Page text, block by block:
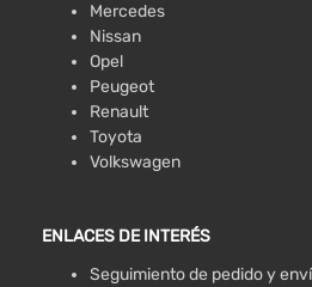
Mercedes
Nissan
Opel
Peugeot
Renault
Toyota
Volkswagen
ENLACES DE INTERÉS
Seguimiento de pedido y